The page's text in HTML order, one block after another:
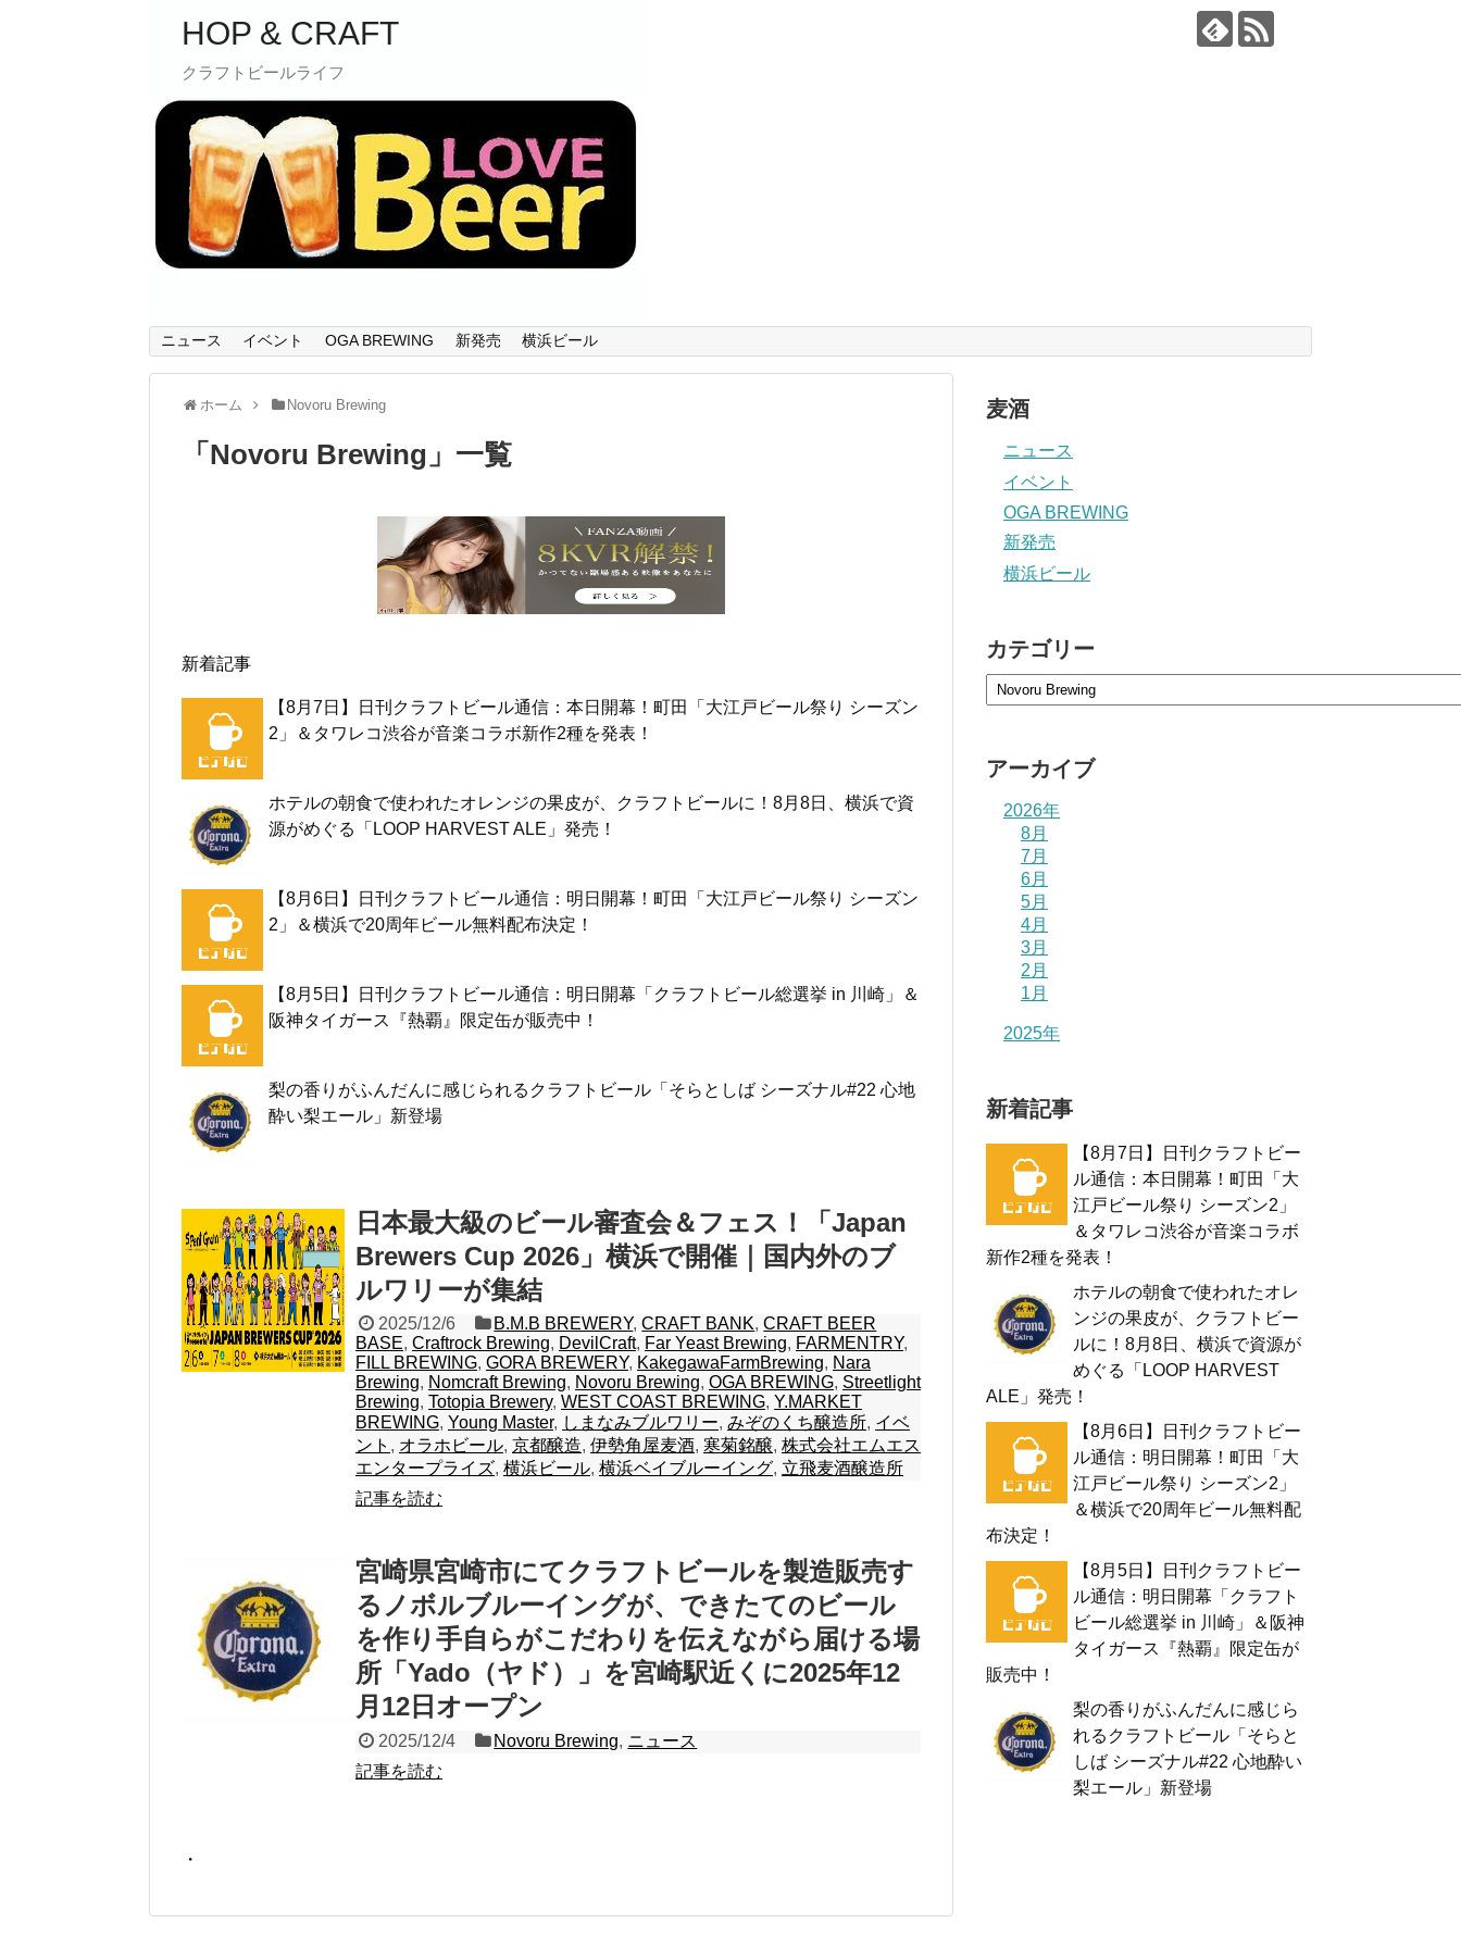
HOP & CRAFT
クラフトビールライフ
ニュース イベント OGA BREWING 新発売 横浜ビール
ホーム Novoru Brewing
「 Novoru Brewing 」 一覧
新着記事
【8月7日】日刊クラフトビール通信：本日開幕！町田「大江戸ビール祭り シーズン
2」＆タワレコ渋谷が音楽コラボ新作2種を発表！
ホテルの朝食で使われたオレンジの果皮が、クラフトビールに！8月8日、横浜で資
源がめぐる「LOOP HARVEST ALE」発売！
【8月6日】日刊クラフトビール通信：明日開幕！町田「大江戸ビール祭り シーズン
2」＆横浜で20周年ビール無料配布決定！
【8月5日】日刊クラフトビール通信：明日開幕「クラフトビール総選挙 in 川崎」＆
阪神タイガース『熱覇』限定缶が販売中！
梨の香りがふんだんに感じられるクラフトビール「そらとしば シーズナル#22 心地
酔い梨エール」新登場
日本最大級のビール審査会＆フェス！「Japan
Brewers Cup 2026」横浜で開催｜国内外のブ
ルワリーが集結
2025/12/6 B.M.B BREWERY,CRAFT BANK,CRAFT BEER
BASE, Craftrock Brewing, DevilCraft, Far Yeast Brewing, FARMENTRY,
FILL BREWING, GORA BREWERY, KakegawaFarmBrewing, Nara
Brewing, Nomcraft Brewing, Novoru Brewing, OGA BREWING, Streetlight
Brewing, Totopia Brewery, WEST COAST BREWING, Y.MARKET
BREWING, Young Master, しまなみブルワリー, みぞのくち醸造所, イベ
ント , オラホビール, 京都醸造, 伊勢角屋麦酒, 寒菊銘醸, 株式会社エムエス
エンタープライズ, 横浜ビール, 横浜ベイブルーイング, 立飛麦酒醸造所
記事を読む
宮崎県宮崎市にてクラフトビールを製造販売す
るノボルブルーイングが、できたてのビール
を作り手自らがこだわりを伝えながら届ける場
所「Yado（ヤド）」を宮崎駅近くに2025年12
月12日オープン
2025/12/4 Novoru Brewing, ニュース
記事を読む
・
麦酒
ニュース
イベント
OGA BREWING
新発売
横浜ビール
カテゴリー
アーカイブ
2026年
8月
7月
6月
5月
4月
3月
2月
1月
2025年
新着記事
【8月7日】日刊クラフトビー
ル通信：本日開幕！町田「大
江戸ビール祭り シーズン2」
＆タワレコ渋谷が音楽コラボ
新作2種を発表！
ホテルの朝食で使われたオレ
ンジの果皮が、クラフトビー
ルに！8月8日、横浜で資源が
めぐる「LOOP HARVEST
ALE」発売！
【8月6日】日刊クラフトビー
ル通信：明日開幕！町田「大
江戸ビール祭り シーズン2」
＆横浜で20周年ビール無料配
布決定！
【8月5日】日刊クラフトビー
ル通信：明日開幕「クラフト
ビール総選挙 in 川崎」＆阪神
タイガース『熱覇』限定缶が
販売中！
梨の香りがふんだんに感じら
れるクラフトビール「そらと
しば シーズナル#22 心地酔い
梨エール」新登場